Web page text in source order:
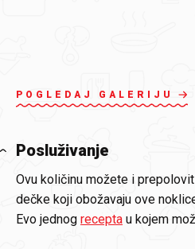
POGLEDAJ GALERIJU
Posluživanje
Ovu količinu možete i
dečke koji obožavaju ove
Evo jednog recepta u kojem